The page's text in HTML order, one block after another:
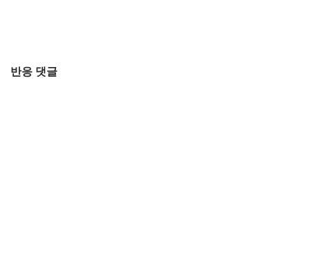
반응 댓글